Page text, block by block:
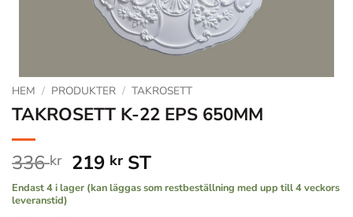
HEM / PRODUKTER / TAKROSETT
TAKROSETT K-22 EPS 650MM
336kr Det
ursprungliga
priset
219 krDet
nuvarande
priset
ST
Endast 4 i lager (kan läggas som restbeställning med upp till 4 veckors
leveranstid)